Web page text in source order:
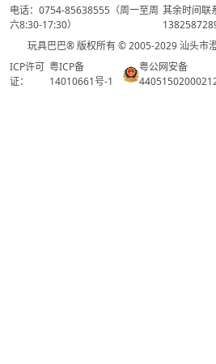
电话：0754-85638555（周一至周
六8:30-17:30）
其余时间联
玩具巴巴® 版权所有 © 2005-2029 汕头市
ICP许可
证：
粤ICP备
14010661号-1
粤公网安备